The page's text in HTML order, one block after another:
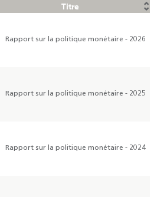
Titre
Rapport sur la politique monétaire - 2026
Rapport sur la politique monétaire - 2025
Rapport sur la politique monétaire - 2024